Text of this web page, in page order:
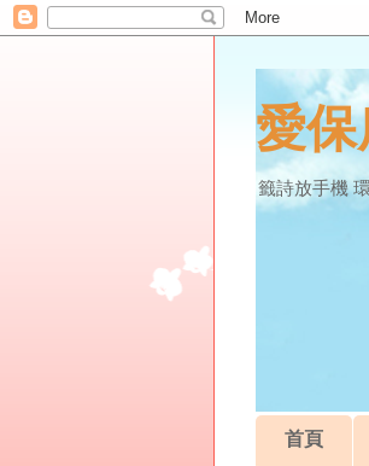
愛保
籤詩放手機
首頁